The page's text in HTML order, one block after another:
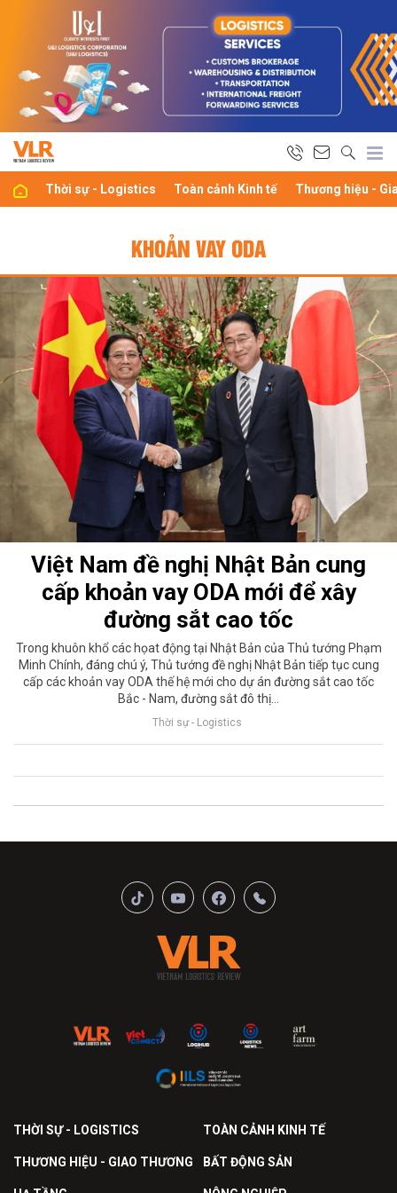
Thời sự - Logistics Toàn cảnh Kinh tế Thương hiệu -
KHOẢN VAY ODA
Việt Nam đề nghị Nhật Bản cung
cấp khoản vay ODA mới để xây
đường sắt cao tốc
Trong khuôn khổ các họat động tại Nhật Bản của Thủ tướng Phạm
Minh Chính, đáng chú ý, Thủ tướng đề nghị Nhật Bản tiếp tục cung
cấp các khoản vay ODA thế hệ mới cho dự án đường sắt cao tốc
Bắc - Nam, đường sắt đô thị…
Thời sự - Logistics
THỜI SỰ - LOGISTICS TOÀN CẢNH KINH TẾ
THƯƠNG HIỆU - GIAO THƯƠNG BẤT ĐỘNG SẢN